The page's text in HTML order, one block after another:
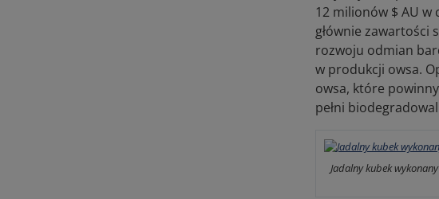
12 milionów $ AU w
głównie zawartości
rozwoju odmian
w produkcji owsa.
owsa, które
pełni
Jadalny kubek